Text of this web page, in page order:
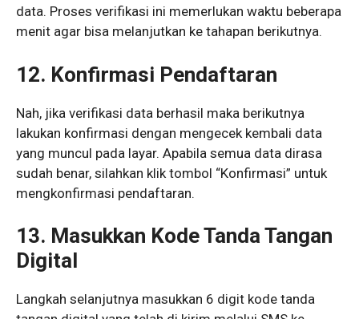
data. Proses verifikasi ini memerlukan waktu beberapa
menit agar bisa melanjutkan ke tahapan berikutnya.
12. Konfirmasi Pendaftaran
Nah, jika verifikasi data berhasil maka berikutnya
lakukan konfirmasi dengan mengecek kembali data
yang muncul pada layar. Apabila semua data dirasa
sudah benar, silahkan klik tombol “Konfirmasi” untuk
mengkonfirmasi pendaftaran.
13. Masukkan Kode Tanda Tangan
Digital
Langkah selanjutnya masukkan 6 digit kode tanda